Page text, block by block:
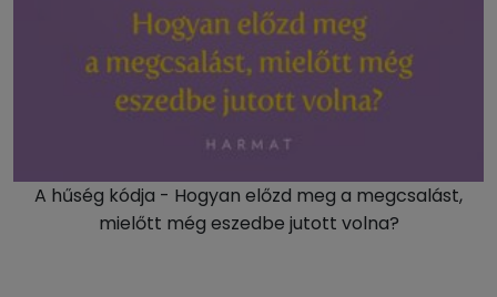
A hűség kódja - Hogyan előzd meg a megcsalást,
mielőtt még eszedbe jutott volna?